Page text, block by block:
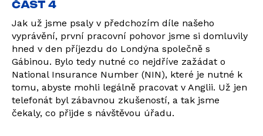
ČÁST 4
Jak už jsme psaly v předchozím díle našeho
vyprávění, první pracovní pohovor jsme si domluvily
hned v den příjezdu do Londýna společně s
Gábinou. Bylo tedy nutné co nejdříve zažádat o
National Insurance Number (NIN), které je nutné k
tomu, abyste mohli legálně pracovat v Anglii. Už jen
telefonát byl zábavnou zkušeností, a tak jsme
čekaly, co přijde s návštěvou úřadu.